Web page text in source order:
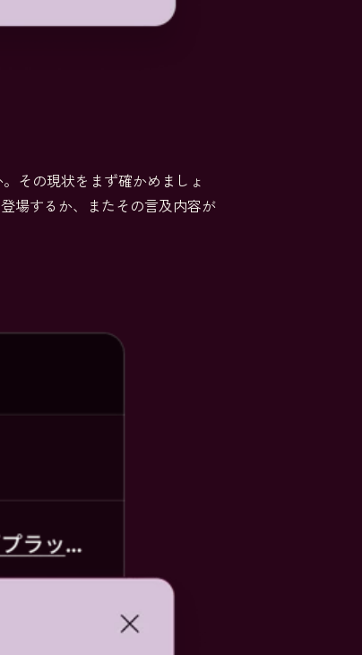
その現状をまず確かめましょ
場するか、またその言及内容が